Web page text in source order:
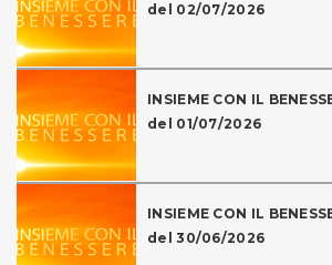
del 02/07/2026
INSIEME CON IL
del 01/07/2026
INSIEME CON IL
del 30/06/2026